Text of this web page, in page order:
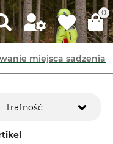
0
miejsca sadzenia
Trafność